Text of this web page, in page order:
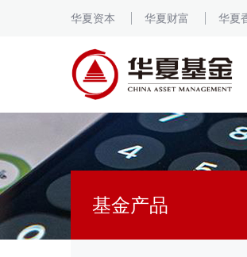
华夏资本 华夏财富 华夏
基金产品